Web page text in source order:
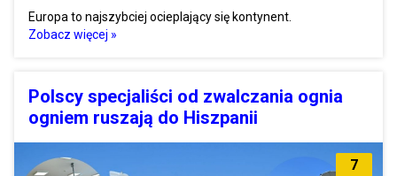
Europa to najszybciej ocieplający się kontynent.
Zobacz więcej »
Polscy specjaliści od zwalczania ognia
ogniem ruszają do Hiszpanii
7